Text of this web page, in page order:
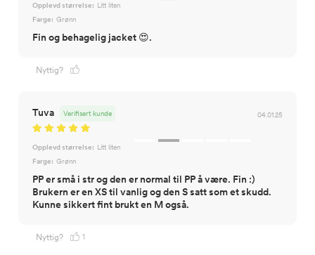
Opplevd størrelse: Litt liten
Farge: Grønn
Fin og behagelig jacket 😍.
Nyttig?
Tuva 04.01.25
Verifisert kunde
Opplevd størrelse: Litt liten
Farge: Grønn
PP er små i str og den er normal til PP å være. Fin :)
Brukern er en XS til vanlig og den S satt som et skudd.
Kunne sikkert fint brukt en M også.
Nyttig? 1